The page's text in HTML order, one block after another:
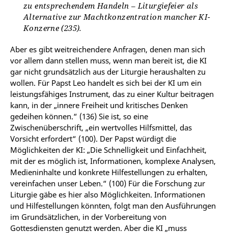
zu entsprechendem Handeln – Liturgiefeier als
Alternative zur Machtkonzentration mancher KI-
Konzerne (235).
Aber es gibt weitreichendere Anfragen, denen man sich
vor allem dann stellen muss, wenn man bereit ist, die KI
gar nicht grundsätzlich aus der Liturgie heraushalten zu
wollen. Für Papst Leo handelt es sich bei der KI um ein
leistungsfähiges Instrument, das zu einer Kultur beitragen
kann, in der „innere Freiheit und kritisches Denken
gedeihen können.“ (136) Sie ist, so eine
Zwischenüberschrift, „ein wertvolles Hilfsmittel, das
Vorsicht erfordert“ (100). Der Papst würdigt die
Möglichkeiten der KI: „Die Schnelligkeit und Einfachheit,
mit der es möglich ist, Informationen, komplexe Analysen,
Medieninhalte und konkrete Hilfestellungen zu erhalten,
vereinfachen unser Leben.“ (100) Für die Forschung zur
Liturgie gäbe es hier also Möglichkeiten. Informationen
und Hilfestellungen könnten, folgt man den Ausführungen
im Grundsätzlichen, in der Vorbereitung von
Gottesdiensten genutzt werden. Aber die KI „muss